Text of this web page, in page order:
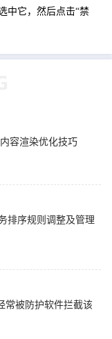
中它，然后点击“禁
容渲染优化技巧
排序规则调整及管理
常被防护软件拦截该